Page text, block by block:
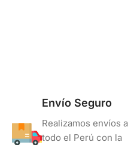
Envío Seguro
Realizamos envíos a
todo el Perú con la